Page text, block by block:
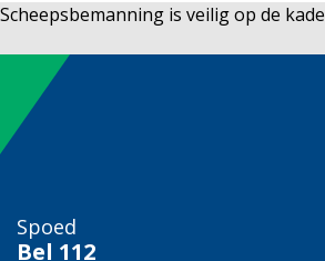
Scheepsbemanning is veilig op de kade
Spoed
Bel 112